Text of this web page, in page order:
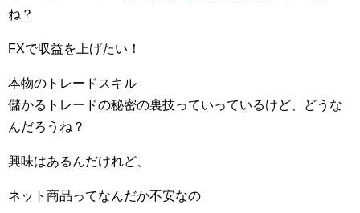
ね？
FXで収益を上げたい！
本物のトレードスキル
儲かるトレードの秘密の裏技っていっているけど、どうな
んだろうね？
興味はあるんだけれど、
ネット商品ってなんだか不安なの